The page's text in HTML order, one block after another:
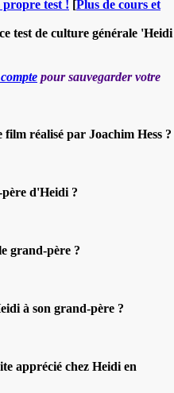
propre test ! [Plus de cours et
test de culture générale 'Heidi
pour sauvegarder votre
film réalisé par Joachim Hess ?
d'Heidi ?
grand-père ?
à son grand-père ?
apprécié chez Heidi en